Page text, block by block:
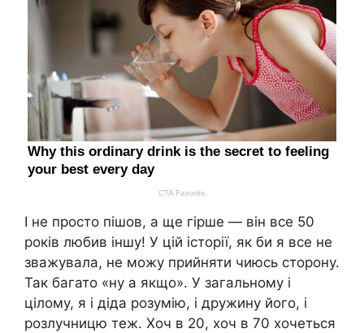
І не просто пішов, а ще гірше — він все 50
років любив іншу! У цій історії, як би я все не
зважувала, не можу прийняти чиюсь сторону.
Так багато «ну а якщо». У загальному і
цілому, я і діда розумію, і дружину його, і
розлучницю теж. Хоч в 20, хоч в 70 хочеться